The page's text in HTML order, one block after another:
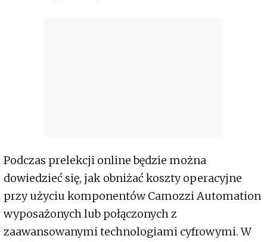
Podczas prelekcji online będzie można
dowiedzieć się, jak obniżać koszty operacyjne
przy użyciu komponentów Camozzi Automation
wyposażonych lub połączonych z
zaawansowanymi technologiami cyfrowymi. W